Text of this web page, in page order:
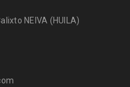
NEIVA (HUILA)